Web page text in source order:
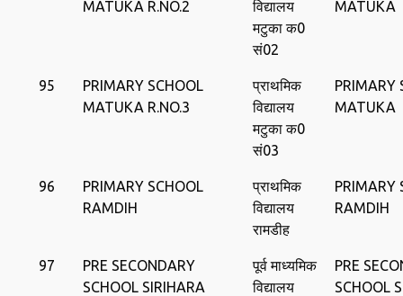
MATUKA R.NO.2
विद्यालय
मटुका क0
सं02
MATUKA
95
PRIMARY SCHOOL
MATUKA R.NO.3
प्राथमिक
विद्यालय
मटुका क0
सं03
PRIMARY
MATUKA
96
PRIMARY SCHOOL
RAMDIH
प्राथमिक
विद्यालय
रामडीह
PRIMARY
RAMDIH
97
PRE SECONDARY
SCHOOL SIRIHARA
पूर्व माध्यमिक
विद्यालय
PRE
SCHOOL